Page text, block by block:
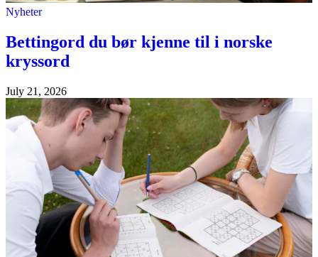
Nyheter
Bettingord du bør kjenne til i norske
kryssord
July 21, 2026